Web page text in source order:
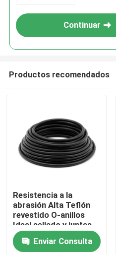
Productos
Videos
Continuar
Productos recomendados
Resistencia a la
abrasión Alta Teflón
revestido O-anillos
Ideal sellado y juntas
de gas Varias
industrias Durable
Enviar Consulta